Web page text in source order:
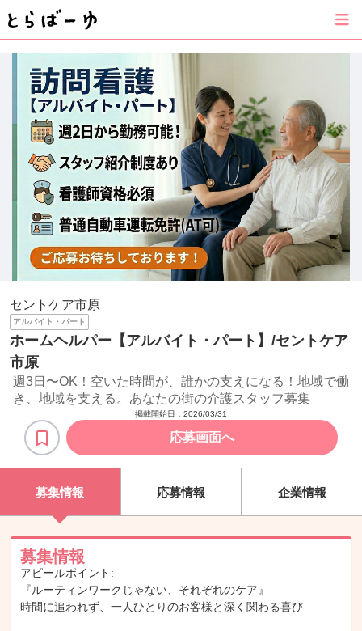
セントケア市原
アルバイト・パート
ホームヘルパー【アルバイト・パート】/セントケア
市原
週3日〜OK！空いた時間が、誰かの支えになる！地域で働
き、地域を支える。あなたの街の介護スタッフ募集
掲載開始日： 2026/03/31
応募画面へ
募集情報 応募情報 企業情報
募集情報
アピールポイント:
『ルーティンワークじゃない、それぞれのケア』
時間に追われず、一人ひとりのお客様と深く関わる喜び